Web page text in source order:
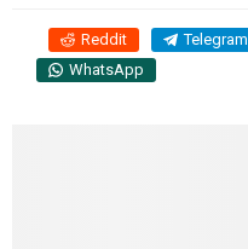
Reddit Telegram
WhatsApp